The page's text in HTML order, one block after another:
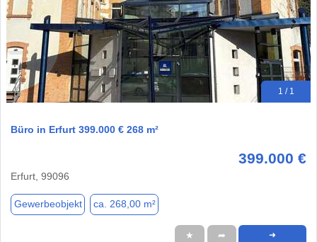
1 / 1
Büro in Erfurt 399.000 € 268 m²
399.000 €
Erfurt, 99096
Gewerbeobjekt ca. 268,00 m²
★ ➦ ➜